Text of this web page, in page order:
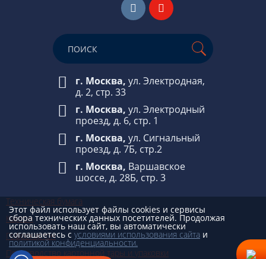
г. Москва, ул. Электродная,
д. 2, стр. 33
г. Москва, ул. Электродный
проезд, д. 6, стр. 1
г. Москва, ул. Сигнальный
проезд, д. 7Б, стр.2
г. Москва, Варшавское
шоссе, д. 28Б, стр. 3
Техническая бумага
Картон
Гофрокартон
Производство картонной тары и упаковки
Этот файл использует файлы cookies и сервисы
сбора технических данных посетителей. Продолжая
использовать наш сайт, вы автоматически
соглашаетесь с условиями использования сайта и
политикой конфиденциальности.